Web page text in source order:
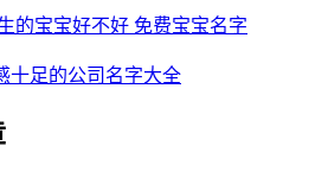
的宝宝好不好 免费宝宝名字
十足的公司名字大全